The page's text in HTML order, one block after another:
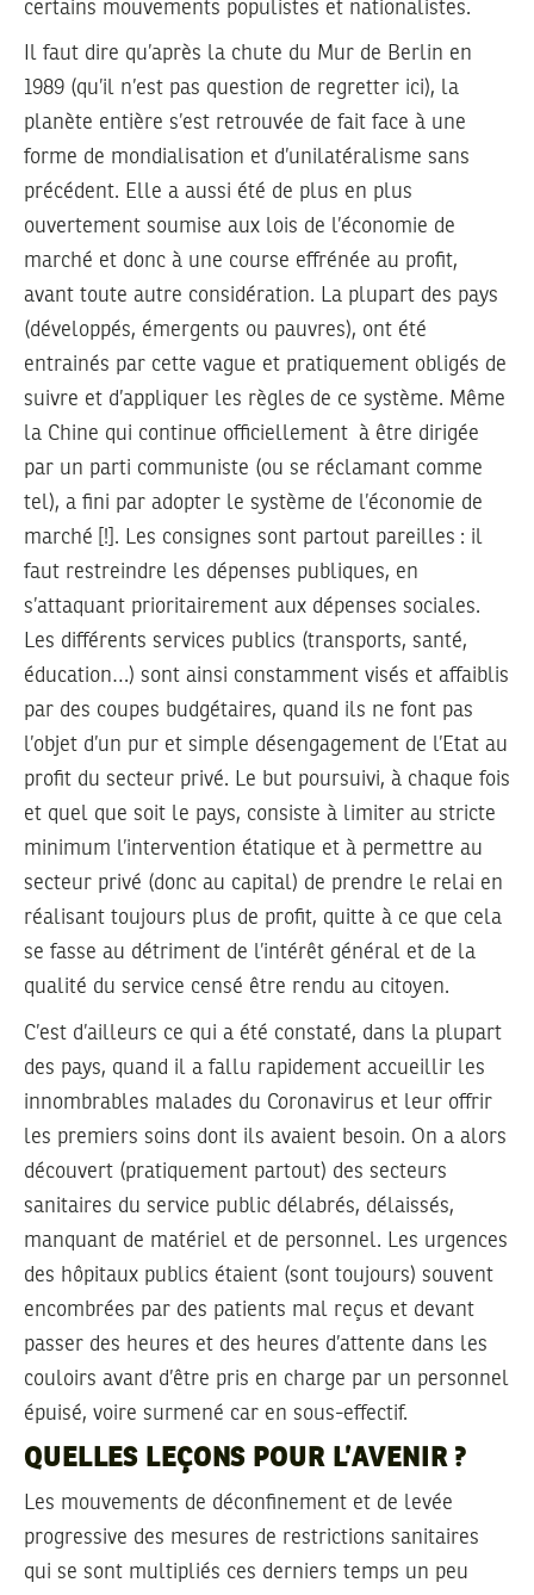
certains mouvements populistes et nationalistes.
Il faut dire qu’après la chute du Mur de Berlin en
1989 (qu’il n’est pas question de regretter ici), la
planète entière s’est retrouvée de fait face à une
forme de mondialisation et d’unilatéralisme sans
précédent. Elle a aussi été de plus en plus
ouvertement soumise aux lois de l’économie de
marché et donc à une course effrénée au profit,
avant toute autre considération. La plupart des pays
(développés, émergents ou pauvres), ont été
entrainés par cette vague et pratiquement obligés de
suivre et d’appliquer les règles de ce système. Même
la Chine qui continue officiellement à être dirigée
par un parti communiste (ou se réclamant comme
tel), a fini par adopter le système de l’économie de
marché [!]. Les consignes sont partout pareilles : il
faut restreindre les dépenses publiques, en
s’attaquant prioritairement aux dépenses sociales.
Les différents services publics (transports, santé,
éducation…) sont ainsi constamment visés et affaiblis
par des coupes budgétaires, quand ils ne font pas
l’objet d’un pur et simple désengagement de l’Etat au
profit du secteur privé. Le but poursuivi, à chaque fois
et quel que soit le pays, consiste à limiter au stricte
minimum l’intervention étatique et à permettre au
secteur privé (donc au capital) de prendre le relai en
réalisant toujours plus de profit, quitte à ce que cela
se fasse au détriment de l’intérêt général et de la
qualité du service censé être rendu au citoyen.
C’est d’ailleurs ce qui a été constaté, dans la plupart
des pays, quand il a fallu rapidement accueillir les
innombrables malades du Coronavirus et leur offrir
les premiers soins dont ils avaient besoin. On a alors
découvert (pratiquement partout) des secteurs
sanitaires du service public délabrés, délaissés,
manquant de matériel et de personnel. Les urgences
des hôpitaux publics étaient (sont toujours) souvent
encombrées par des patients mal reçus et devant
passer des heures et des heures d’attente dans les
couloirs avant d’être pris en charge par un personnel
épuisé, voire surmené car en sous-effectif.
QUELLES LEÇONS POUR L’AVENIR ?
Les mouvements de déconfinement et de levée
progressive des mesures de restrictions sanitaires
qui se sont multipliés ces derniers temps un peu